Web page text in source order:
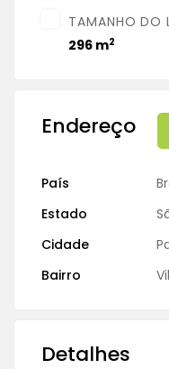
TAMANHO DO
296 m2
Endereço
País
Estado
Cidade
Bairro
Detalhes